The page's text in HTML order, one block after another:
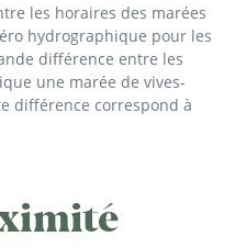
les horaires des marées
hydrographique pour les
différence entre les
une marée de vives-
différence correspond à